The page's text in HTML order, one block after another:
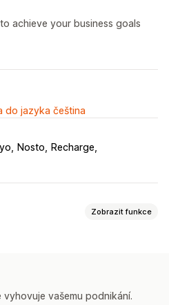
achieve your business goals
do jazyka čeština
Nosto
Recharge
Zobrazit funkce
v reálném čase
vašemu podnikání.